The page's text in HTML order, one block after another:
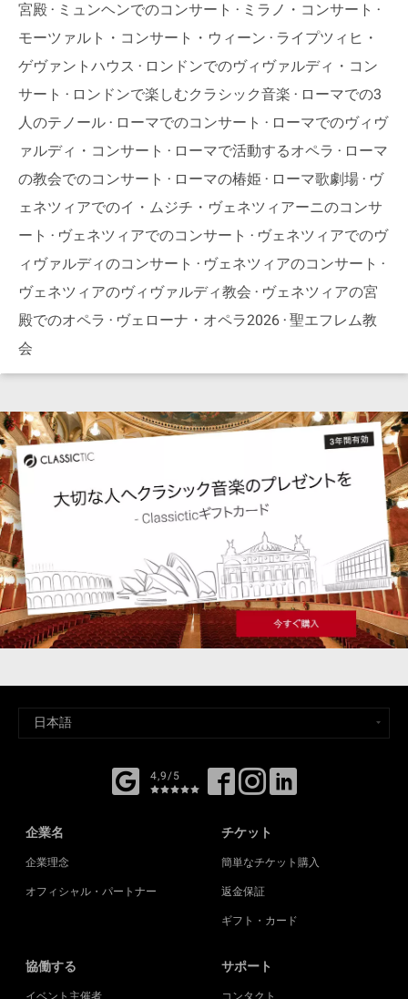
宮殿
ミュンヘンでのコンサート
ミラノ・コンサート
モーツァルト・コンサート・ウィーン
ライプツィヒ・
ゲヴァントハウス
ロンドンでのヴィヴァルディ・コン
サート
ロンドンで楽しむクラシック音楽
ローマでの3
人のテノール
ローマでのコンサート
ローマでのヴィヴ
ァルディ・コンサート
ローマで活動するオペラ
ローマ
の教会でのコンサート
ローマの椿姫 ローマ歌劇場
ヴ
ェネツィアでのイ・ムジチ・ヴェネツィアーニのコンサ
ート
ヴェネツィアでのコンサート
ヴェネツィアでのヴ
ィヴァルディのコンサート
ヴェネツィアのコンサート
ヴェネツィアのヴィヴァルディ教会
ヴェネツィアの宮
殿でのオペラ
ヴェローナ・オペラ2026 聖エフレム教
会
4,9/5
企業名
企業理念
オフィシャル・パートナー
チケット
簡単なチケット購入
返金保証
ギフト・カード
協働する サポート